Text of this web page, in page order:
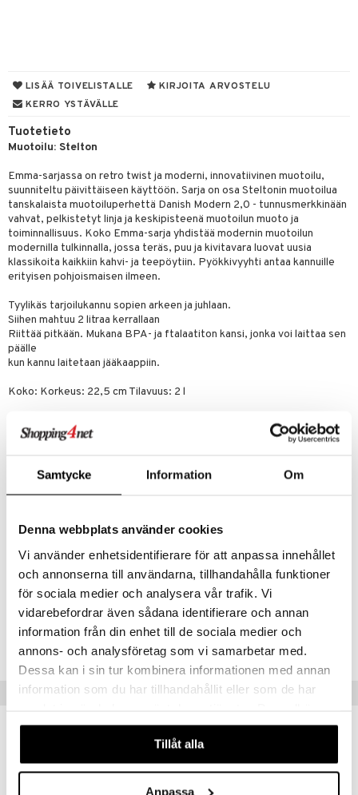
Samtycke Information Om
Denna webbplats använder cookies
Vi använder enhetsidentifierare för att anpassa innehållet
och annonserna till användarna, tillhandahålla funktioner
för sociala medier och analysera vår trafik. Vi
vidarebefordrar även sådana identifierare och annan
information från din enhet till de sociala medier och
annons- och analysföretag som vi samarbetar med.
Dessa kan i sin tur kombinera informationen med annan
information som du har tillhandahållit eller som de har
våra cookies vid fortsatt användande av vår webbplats.
Tillåt alla
Anpassa
LISÄÄ TOIVELISTALLE
KIRJOITA ARVOSTELU
KERRO YSTÄVÄLLE
Tuotetieto
Muotoilu: Stelton
Emma-sarjassa on retro twist ja moderni, innovatiivinen muotoilu,
suunniteltu päivittäiseen käyttöön. Sarja on osa Steltonin muotoilua
tanskalaista muotoiluperhettä Danish Modern 2,0 - tunnusmerkkinään
vahvat, pelkistetyt linja ja keskipisteenä muotoilun muoto ja
toiminnallisuus. Koko Emma-sarja yhdistää modernin muotoilun
modernilla tulkinnalla, jossa teräs, puu ja kivitavara luovat uusia
klassikoita kaikkiin kahvi- ja teepöytiin. Pyökkivyyhti antaa kannuille
erityisen pohjoismaisen ilmeen.
Tyylikäs tarjoilukannu sopien arkeen ja juhlaan.
Siihen mahtuu 2 litraa kerrallaan
Riittää pitkään. Mukana BPA- ja ftalaatiton kansi, jonka voi laittaa sen
päälle
kun kannu laitetaan jääkaappiin.
Koko: Korkeus: 22,5 cm Tilavuus: 2 l
Materiaali: Jauhelakattua ruostumatonta terästä, lakattua pyökkiä,
muovia
Käsinpesu
Monitoimintoinen tarjoilukannu
Mukana muovikansi jääkaappisäilytystä varten
Video: Mille Emilie
Tuotenumero
Vinkkejä sinulle
& Vihannesveitset
sisustus
tarvikkeita
tekstiilit
koristelu
säilytys
tekstiilit
Saalit
& Tyynyliinat
& Peitot
& Koukut
& Korit
& Veistokset
Art
& Lyhdyt
& Hyllyt
& Koukut
& Korit
tekstiilit
tekstiilit
tekstiilit
& Tyynyliinat
hyönteissuoja
ruokinta
& Lyhdyt